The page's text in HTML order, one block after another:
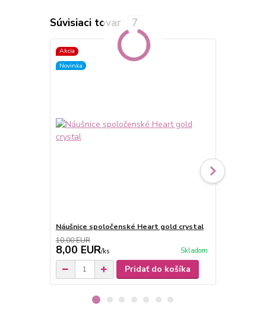
Súvisiaci tovar 7
Akcia
Novinka
Náušnice spoločenské Heart gold crystal
10,00 EUR
8,00 EUR/ks Skladom
Pridať do košíka